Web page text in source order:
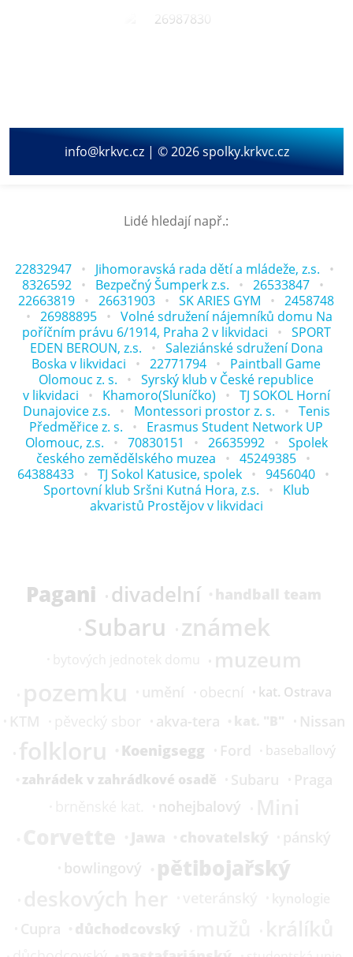
info@krkvc.cz | © 2026 spolky.krkvc.cz
Lidé hledají např.:
22832947
Jihomoravská rada dětí a mládeže, z.s.
8326592
Bezpečný Šumperk z.s.
26533847
22663819
26631903 SK ARIES GYM
2458748
26988895
Volné sdružení nájemníků domu Na
poříčním právu 6/1914, Praha 2 v likvidaci
SPORT
EDEN BEROUN, z.s.
Saleziánské sdružení Dona
Boska v likvidaci
22771794
Paintball Game
Olomouc z. s.
Syrský klub v České republice
v likvidaci
Khamoro(Sluníčko)
TJ SOKOL Horní
Dunajovice z.s.
Montessori prostor z. s.
Tenis
Předměřice z. s.
Erasmus Student Network UP
Olomouc, z.s.
70830151 26635992
Spolek
českého zemědělského muzea
45249385
64388433
TJ Sokol Katusice, spolek
9456040
Sportovní klub Sršni Kutná Hora, z.s.
Klub
akvaristů Prostějov v likvidaci
Pagani divadelní handball team
Subaru známek
bytových jednotek domu muzeum
pozemku obecní kat. Ostrava
akva-tera Nissan
folkloru Koenigsegg Ford
baseballový
zahrádek v zahrádkové osadě
Subaru
Praga
nohejbalový
bowlingový
pětibojařský
Cupra důchodcovský